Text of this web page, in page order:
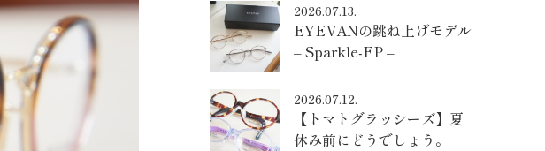
2026.07.13.
EYEVANの跳ね上げモデル
– Sparkle-FP –
2026.07.12.
【トマトグラッシーズ】夏
休み前にどうでしょう。